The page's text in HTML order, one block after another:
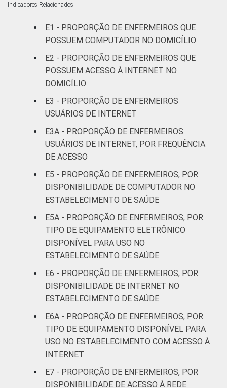
Não
100
FAIXA ETÁRIA Até 30 anos
31 a 40
anos
41 anos ou
mais
88
LOCALIZAÇÃO Capital 93
Interior
Base: 312.517 enfermeiros. Dados
coletados entre novembro de 2015 e junho
de 2016.
Indicadores Relacionados
E1 - PROPORÇÃO DE ENFERMEIROS QUE
POSSUEM COMPUTADOR NO DOMICÍLIO
E2 - PROPORÇÃO DE ENFERMEIROS QUE
POSSUEM ACESSO À INTERNET NO
DOMICÍLIO
E3 - PROPORÇÃO DE ENFERMEIROS
USUÁRIOS DE INTERNET
E3A - PROPORÇÃO DE ENFERMEIROS
USUÁRIOS DE INTERNET, POR FREQUÊNCIA
DE ACESSO
E5 - PROPORÇÃO DE ENFERMEIROS, POR
DISPONIBILIDADE DE COMPUTADOR NO
ESTABELECIMENTO DE SAÚDE
E5A - PROPORÇÃO DE ENFERMEIROS, POR
TIPO DE EQUIPAMENTO ELETRÔNICO
DISPONÍVEL PARA USO NO
ESTABELECIMENTO DE SAÚDE
E6 - PROPORÇÃO DE ENFERMEIROS, POR
DISPONIBILIDADE DE INTERNET NO
ESTABELECIMENTO DE SAÚDE
E6A - PROPORÇÃO DE ENFERMEIROS, POR
TIPO DE EQUIPAMENTO DISPONÍVEL PARA
USO NO ESTABELECIMENTO COM ACESSO À
INTERNET
E7 - PROPORÇÃO DE ENFERMEIROS, POR
DISPONIBILIDADE DE ACESSO À REDE